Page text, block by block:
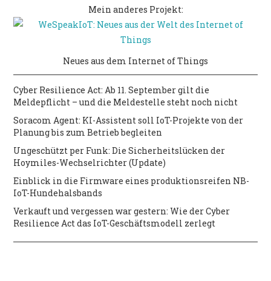
Mein anderes Projekt:
Neues aus dem Internet of Things
Cyber Resilience Act: Ab 11. September gilt die
Meldepflicht – und die Meldestelle steht noch nicht
Soracom Agent: KI-Assistent soll IoT-Projekte von der
Planung bis zum Betrieb begleiten
Ungeschützt per Funk: Die Sicherheitslücken der
Hoymiles-Wechselrichter (Update)
Einblick in die Firmware eines produktionsreifen NB-
IoT-Hundehalsbands
Verkauft und vergessen war gestern: Wie der Cyber
Resilience Act das IoT-Geschäftsmodell zerlegt